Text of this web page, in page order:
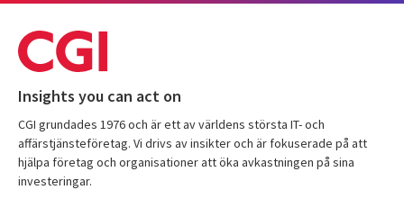
Insights you can act on
CGI grundades 1976 och är ett av världens största IT- och
affärstjänsteföretag. Vi drivs av insikter och är fokuserade på att
hjälpa företag och organisationer att öka avkastningen på sina
investeringar.